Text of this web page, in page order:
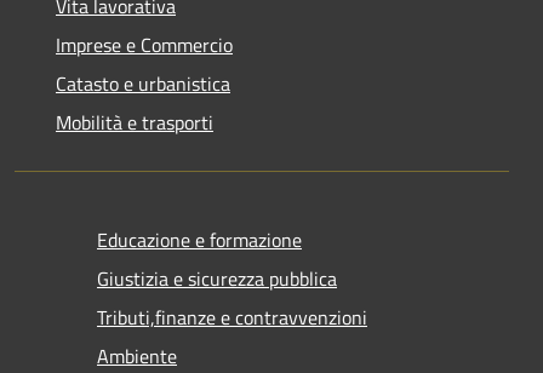
Vita lavorativa
Imprese e Commercio
Catasto e urbanistica
Mobilità e trasporti
Educazione e formazione
Giustizia e sicurezza pubblica
Tributi,finanze e contravvenzioni
Ambiente